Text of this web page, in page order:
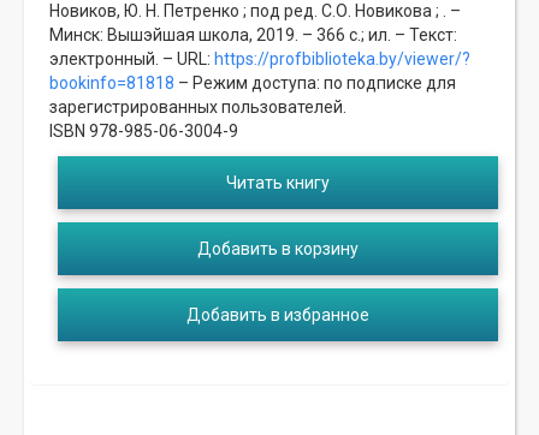
Новиков, Ю. Н. Петренко ; под ред. С.О. Новикова ; . –
Минск: Вышэйшая школа, 2019. – 366 с.; ил. – Текст:
электронный. – URL: https://profbiblioteka.by/viewer/?
bookinfo=81818 – Режим доступа: по подписке для
зарегистрированных пользователей.
ISBN 978-985-06-3004-9
Читать книгу
Добавить в корзину
Добавить в избранное